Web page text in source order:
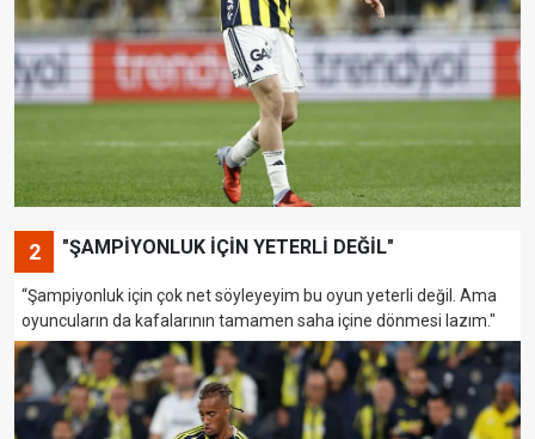
2 "ŞAMPİYONLUK İÇİN YETERLİ DEĞİL"
“Şampiyonluk için çok net söyleyeyim bu oyun yeterli değil. Ama
oyuncuların da kafalarının tamamen saha içine dönmesi lazım."